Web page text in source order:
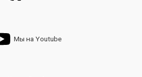
Мы на Youtube